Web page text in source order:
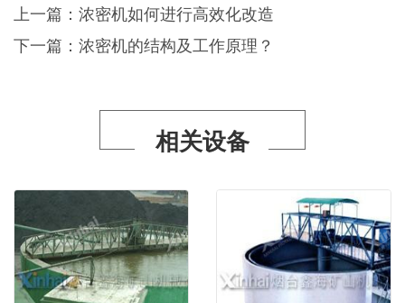
上一篇： 浓密机如何进行高效化改造
下一篇： 浓密机的结构及工作原理？
相关设备